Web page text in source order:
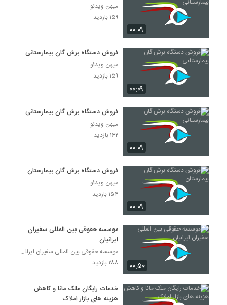
۰۰:۰۹
میهن ویدئو
۱۵۹ بازدید
۰۰:۰۹
فروش دستگاه برش گان بیمارستانی
میهن ویدئو
۱۵۹ بازدید
۰۰:۰۹
فروش دستگاه برش گان بیمارستانی
میهن ویدئو
۱۶۲ بازدید
۰۰:۰۹
فروش دستگاه برش گان بیمارستان
میهن ویدئو
۱۵۴ بازدید
۰۰:۵۰
موسسه حقوقی بین المللی سفیران
ایرانیان
موسسه حقوقی بین المللی سفیران ایرانیان
۲۸۸ بازدید
خدمات رایگان ملک مانا و کاهش
هزینه های بازار املاک